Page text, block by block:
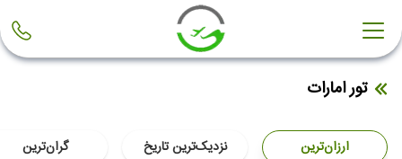
تور امارات
ارزان‌ترین نزدیک‌ترین تاریخ گران‌ترین